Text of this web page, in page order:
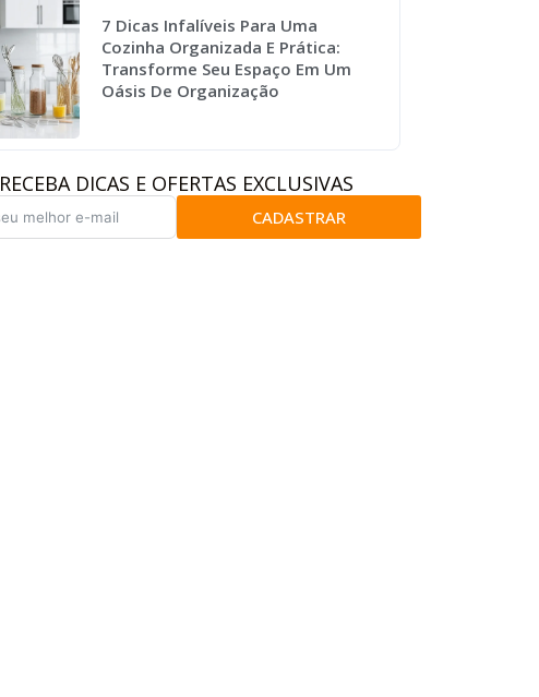
7 Dicas Infalíveis Para Uma
Cozinha Organizada E Prática:
Transforme Seu Espaço Em Um
Oásis De Organização
RECEBA DICAS E OFERTAS EXCLUSIVAS
CADASTRAR